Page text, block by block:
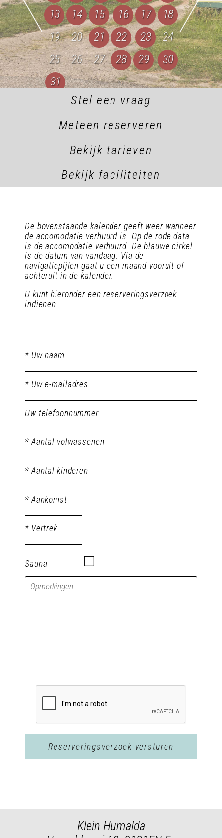
13
14 15 16 17
18
19
20 21 22 23
24
25
26 27 28 29
30
31
Stel een vraag
Meteen reserveren
Bekijk tarieven
Bekijk faciliteiten
De bovenstaande kalender geeft weer wanneer
de accomodatie verhuurd is. Op de rode data
is de accomodatie verhuurd. De blauwe cirkel
is de datum van vandaag. Via de
navigatiepijlen gaat u een maand vooruit of
achteruit in de kalender.
U kunt hieronder een reserveringsverzoek
indienen.
* Uw naam
* Uw e-mailadres
Uw telefoonnummer
* Aantal volwassenen
* Aantal kinderen
* Aankomst
* Vertrek
Sauna
Klein Humalda